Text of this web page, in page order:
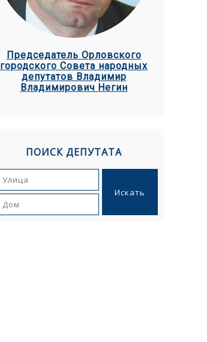
Председатель Орловского
городского Совета народных
депутатов Владимир
Владимирович Негин
ПОИСК ДЕПУТАТА